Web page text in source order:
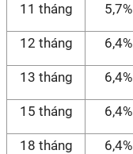
11 tháng 5,7%
12 tháng 6,4%
13 tháng 6,4%
15 tháng 6,4%
18 tháng 6,4%